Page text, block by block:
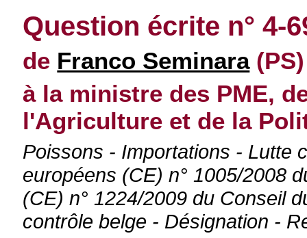
Question écrite n° 4-
de Franco Seminara(PS)
à la ministre des PME,
l'Agriculture et de la
Poissons - Importations - Lutte
européens (CE) n° 1005/2008
(CE) n° 1224/2009 du Conseil
contrôle belge - Désignation -